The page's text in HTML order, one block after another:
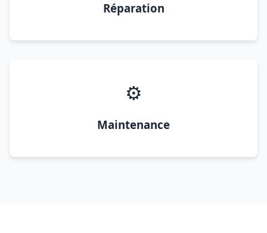
Réparation
⚙️
Maintenance